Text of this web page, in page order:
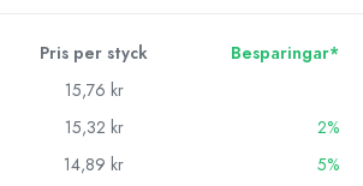
Pris per styck
Besparingar*
15,76 kr
15,32 kr
2%
14,89 kr
5%